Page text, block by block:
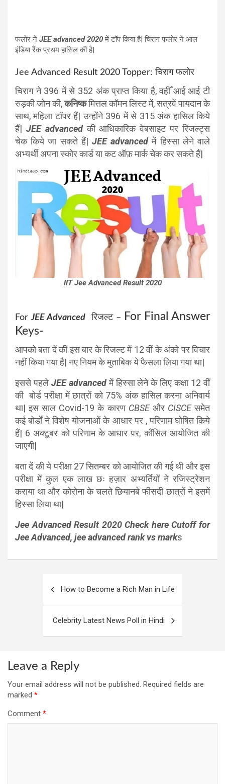
फलोर ने JEE advanced 2020में टॉप किया है| चिराग फलोर ने आल
इंडिया रैंक प्रथम हासिल की है|
Jee Advanced Result 2020 Topper: चिराग फलोर
चिराग ने 396 में से 352 अंक प्राप्त किया है, वहीँ आई आई टी
रुड़की जोन की,कनिष्कमित्तल कॉमन लिस्ट में, सत्रवें पायदान के
साथ, महिला टॉपर हैं| उन्होंने 396 में से 315 अंक हासिल किये
हैं| JEE advancedकी आधिकारिक वेबसाइट पर रिजल्ट्स
चेक किये जा सकते हैं| JEE advancedमें हिस्सा लेने वाले
अभ्यर्थी अपना स्कोर कार्ड या कट ऑफ़ मार्क चेक कर सकते हैं|
IIT Jee Advanced Result 2020
ForJEE Advanced रिजल्ट –
For Final Answer
Keys-
आपको बता दें की इस बार के रिजल्ट में 12 वीं के अंको पर विचार
नहीं किया गया है| नए नियम के मुताबिक ये फैसला लिया गया था|
इससे पहले JEE advancedमें हिस्सा लेने के लिए कक्षा 12 वीं
की बोर्ड परीक्षा में छात्रों को 75% अंक हासिल करना अनिवार्य
था| इस साल Covid-19 के कारण CBSE और CISCEसमेत
कई बोर्डों ने विशेष योजनाओं के आधार पर , परिणाम घोषित किये
हैं| 6 अक्टूबर को परिणाम के आधार पर, कौंसिल आयोजित की
जाएगी|
बता दें की ये परीक्षा 27 सितम्बर को आयोजित की गई थी और इस
परीक्षा में कुल एक लाख छः हज़ार अभ्यर्तियों ने रजिस्ट्रेशन
कराया था और कोरोना के चलते छियानबे फीसदी छात्रों ने इसमें
हिस्सा लिया था|
Jee Advanced Result 2020 Check here Cutoff for
Jee Advanced, jee advanced rank vs marks
How to Become a Rich Man in Life
Celebrity Latest News Poll in Hindi
Leave a Reply
Your email address will not be published. Required fields are
marked *
Comment *